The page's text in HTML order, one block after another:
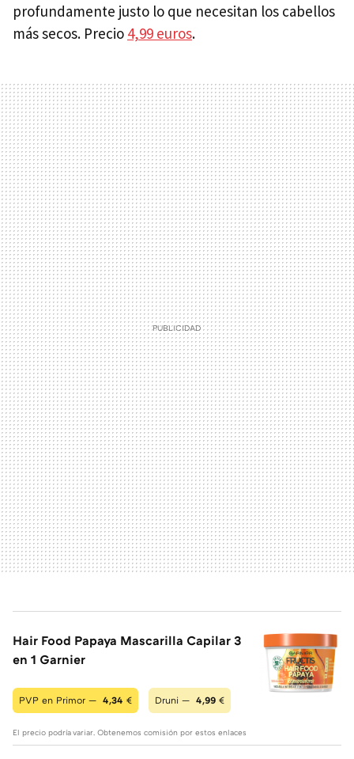
profundamente justo lo que necesitan los cabellos
más secos. Precio 4,99 euros.
Hair Food Papaya Mascarilla Capilar 3
en 1 Garnier
PVP en Primor — 4,34 € Druni — 4,99 €
El precio podría variar. Obtenemos comisión por estos enlaces